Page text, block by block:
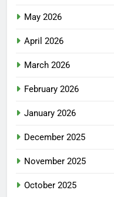
May 2026
April 2026
March 2026
February 2026
January 2026
December 2025
November 2025
October 2025